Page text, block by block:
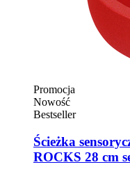
Promocja
Nowość
Bestseller
Ścieżka
ROCKS 28 cm